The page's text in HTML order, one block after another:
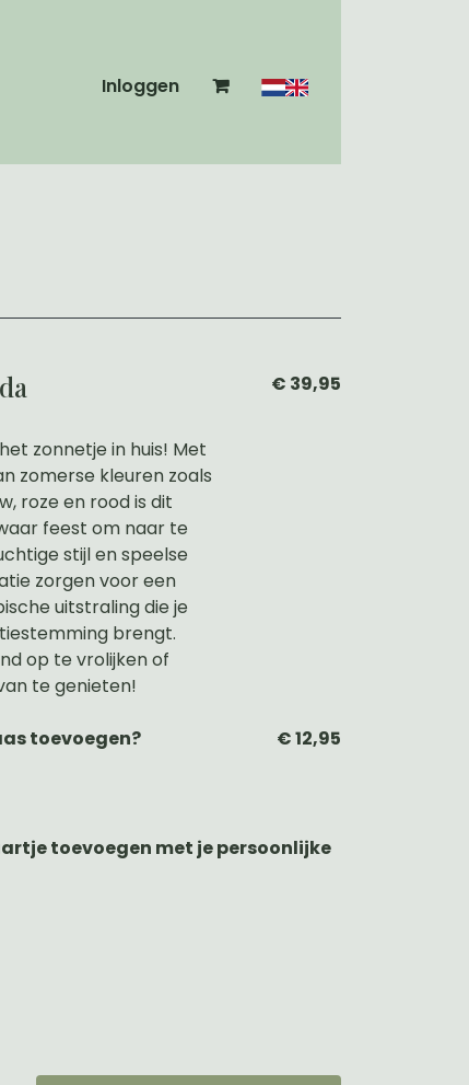
Inloggen
zonnetje in huis! Met
zomerse kleuren zoals
roze en rood is dit
feest om naar te
stijl en speelse
zorgen voor een
uitstraling die je
brengt.
op te vrolijken of
te genieten!
€ 39,95
toevoegen?
€ 12,95
toevoegen met je persoonlijke